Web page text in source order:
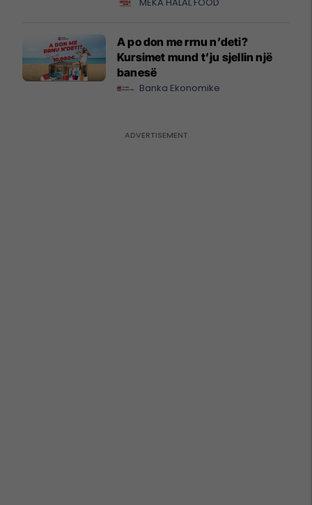
A po don me rrnu n’deti?
Kursimet mund t’ju sjellin një
banesë
Banka Ekonomike